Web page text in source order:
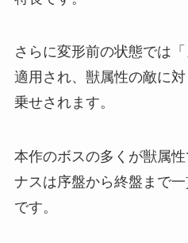
さらに変形前の状態では
適用され、獣属性の敵に
乗せされます。
本作のボスの多くが獣属
ナスは序盤から終盤まで
です。